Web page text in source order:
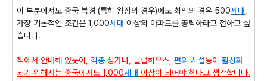
이 부분에서도 중국 북경 (특히 왕징의 경우)에도 최악의 경우 500세대
가장 기본적인 조건은 1,000세대 이상의 아파트를 공략하라고 전하고 싶
습니다.
책에서 안내해 있듯이, 각종 상가나, 클럽하우스, 편의 시설등이활성화
되기 위해서는 중국에서도 1,000세대 이상이 되어야 한다고 생각합니다.